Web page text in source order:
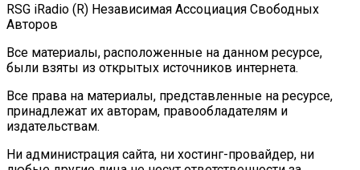
RSG iRadio (R) Независимая Ассоциация Свободных
Авторов
Все материалы, расположенные на данном ресурсе,
были взяты из открытых источников интернета.
Все права на материалы, представленные на ресурсе,
принадлежат их авторам, правообладателям и
издательствам.
Ни администрация сайта, ни хостинг-провайдер, ни